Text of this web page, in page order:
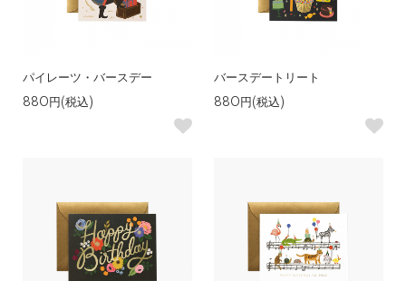
パイレーツ・バースデー
880円(税込)
バースデートリート
880円(税込)